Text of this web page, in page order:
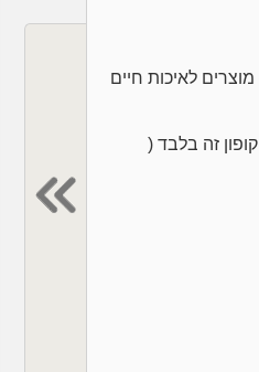
- מוצרים לאיכות חיים
זה בלבד (
בלעדי